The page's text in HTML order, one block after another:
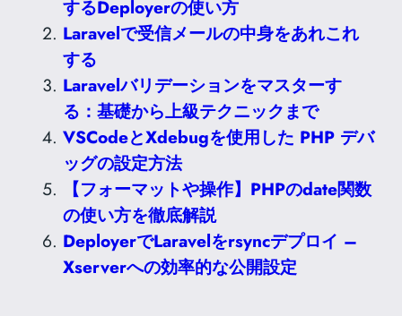
するDeployerの使い方
Laravelで受信メールの中身をあれこれ
する
Laravelバリデーションをマスターす
る：基礎から上級テクニックまで
VSCodeとXdebugを使用した PHP デバ
ッグの設定方法
【フォーマットや操作】PHPのdate関数
の使い方を徹底解説
DeployerでLaravelをrsyncデプロイ –
Xserverへの効率的な公開設定